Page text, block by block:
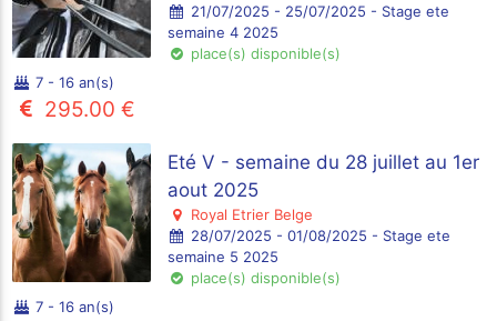
21/07/2025 - 25/07/2025 - Stage ete
semaine 4 2025
place(s) disponible(s)
7 - 16 an(s)
295.00 €
Eté V - semaine du 28 juillet au 1er
aout 2025
Royal Etrier Belge
28/07/2025 - 01/08/2025 - Stage ete
semaine 5 2025
place(s) disponible(s)
7 - 16 an(s)